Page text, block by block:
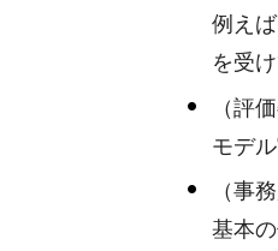
例え
を受
（評
モデ
（事
基本